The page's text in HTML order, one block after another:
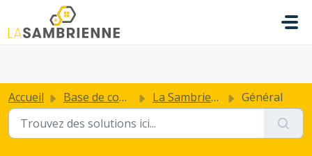
Passer au contenu principal
Accueil Base de connaissances La Sambrienne Général